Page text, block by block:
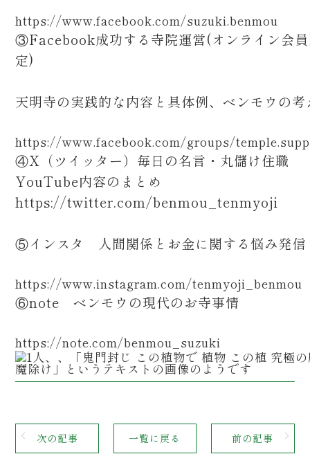
https://www.facebook.com/suzuki.benmou
③Facebook成功する寺院運営(オンライン会
定)
天明寺の実践的な内容と具体例、ベンモウの考
https://www.facebook.com/groups/
④X（ツイッター）毎日の名言・丸儲け住職
YouTube内容のまとめ
https://twitter.com/benmou_tenmyoji
⑤インスタ 人間関係とお金に関する悩み発
https://www.instagram.com/tenmyoji_benmou
⑥note ベンモウの現代のお寺事情
https://note.com/benmou_suzuki
次の記事 一覧に戻る 前の記事